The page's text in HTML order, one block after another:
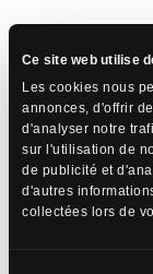
Ce site web utilise
Les cookies nous
annonces, d'offrir
d'analyser notre
sur l'utilisation de
de publicité et
d'autres
collectées lors de